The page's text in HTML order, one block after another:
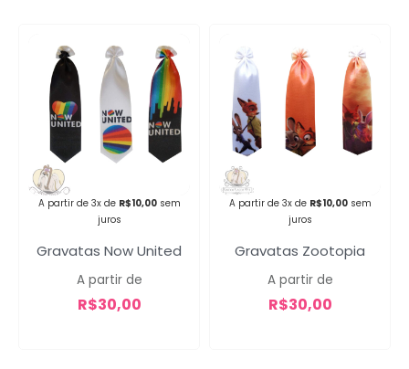
A partir de 3x de R$10,00 sem
juros
Gravatas Now United
A partir de
R$30,00
A partir de 3x de R$10,00 sem
juros
Gravatas Zootopia
A partir de
R$30,00